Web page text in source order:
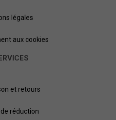
légales
aux cookies
et retours
réduction